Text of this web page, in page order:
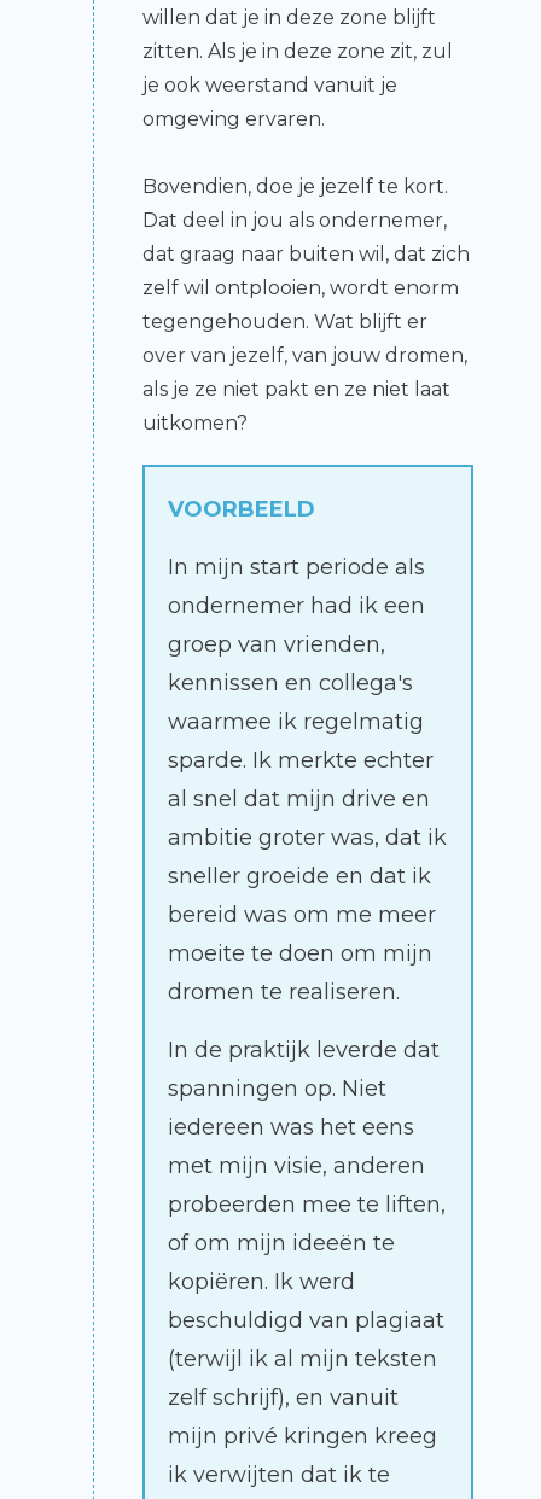
willen dat je in deze zone blijft
zitten. Als je in deze zone zit, zul
je ook weerstand vanuit je
omgeving ervaren.
Bovendien, doe je jezelf te kort.
Dat deel in jou als ondernemer,
dat graag naar buiten wil, dat zich
zelf wil ontplooien, wordt enorm
tegengehouden. Wat blijft er
over van jezelf, van jouw dromen,
als je ze niet pakt en ze niet laat
uitkomen?
VOORBEELD
In mijn start periode als
ondernemer had ik een
groep van vrienden,
kennissen en collega's
waarmee ik regelmatig
sparde. Ik merkte echter
al snel dat mijn drive en
ambitie groter was, dat ik
sneller groeide en dat ik
bereid was om me meer
moeite te doen om mijn
dromen te realiseren.
In de praktijk leverde dat
spanningen op. Niet
iedereen was het eens
met mijn visie, anderen
probeerden mee te liften,
of om mijn ideeën te
kopiëren. Ik werd
beschuldigd van plagiaat
(terwijl ik al mijn teksten
zelf schrijf), en vanuit
mijn privé kringen kreeg
ik verwijten dat ik te